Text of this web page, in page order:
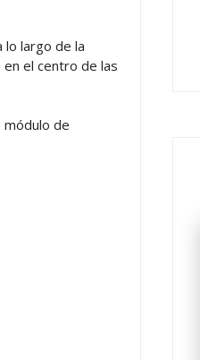
lo largo de la
el centro de las
módulo de